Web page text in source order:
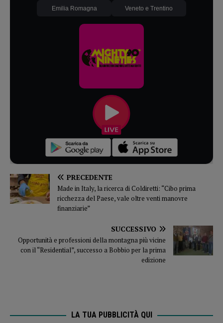
Emilia Romagna Veneto e Trentino
PRECEDENTE
Made in Italy, la ricerca di Coldiretti: “Cibo prima
ricchezza del Paese, vale oltre venti manovre
finanziarie”
SUCCESSIVO
Opportunità e professioni della montagna più vicine
con il “Residential”, successo a Bobbio per la prima
edizione
LA TUA PUBBLICITÀ QUI